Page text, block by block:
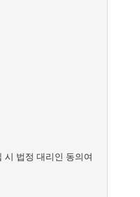
법정 대리인 동의여